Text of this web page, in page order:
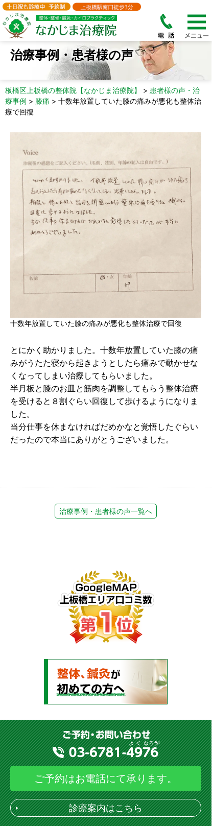
治療事例・患者様の声
板橋区上板橋の整体院【なかじま治療院】 > 患者様の声・治
療事例 > 膝痛 > 十数年放置していた膝の痛みが悪化も整体治
療で回復
十数年放置していた膝の痛みが悪化も整体治療で回復
とにかく助かりました。十数年放置していた膝の痛
みがうたた寝から起きようとしたら痛みで動かせな
くなってしまい治療してもらいました。
半月板と膝のお皿と筋肉を調整してもらう整体治療
を受けると８割ぐらい回復して歩けるようになりま
した。
当分仕事を休まなければだめかなと覚悟したぐらい
だったので本当にありがとうございました。
治療事例・患者様の声一覧へ
ご予約はお電話にて承ります。
診療案内はこちら